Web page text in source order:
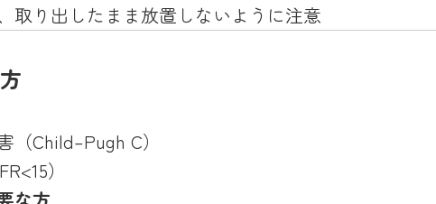
取り出したまま放置しないように注意
（Child–Pugh C）
）